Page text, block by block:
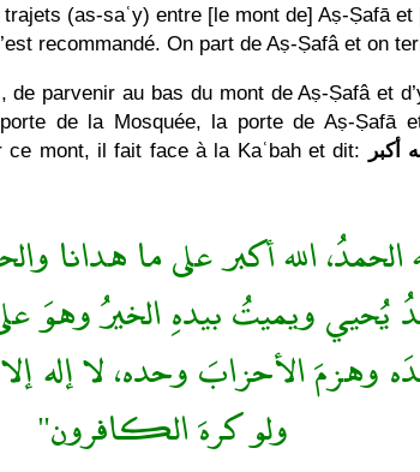
(as-saʿy) entre [le mont de] Aṣ-Ṣafā
recommandé. On part de Aṣ-Ṣafâ et on
parvenir au bas du mont de Aṣ-Ṣafâ et
de la Mosquée, la porte de Aṣ-Ṣafā
ce mont, il fait face à la Kaʿbah et dit:
أكبر
الحمدُ، الله أكبر على ما هدانا
يُحيي ويميتُ بيدهِ الخيرُ وهوَ
الأحزابَ وحده، لا إله إلا
ولو كرهَ الكافرون"